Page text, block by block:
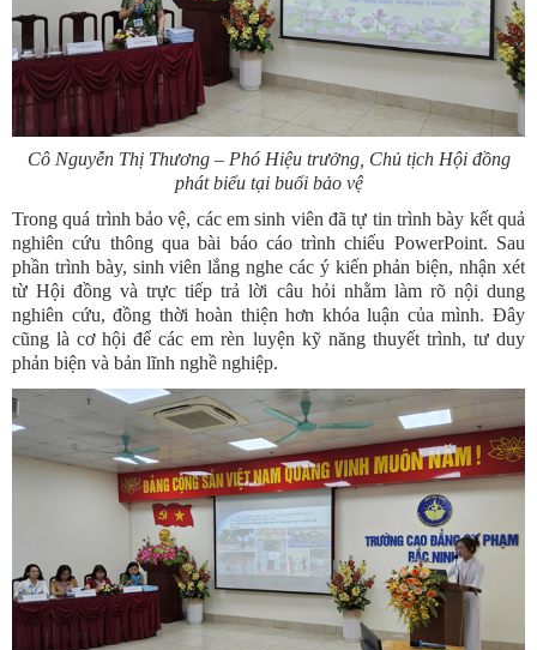
Cô Nguyễn Thị Thương – Phó Hiệu trưởng, Chủ tịch Hội đồng
phát biểu tại buổi bảo vệ
Trong quá trình bảo vệ, các em sinh viên đã tự tin trình bày kết quả
nghiên cứu thông qua bài báo cáo trình chiếu PowerPoint. Sau
phần trình bày, sinh viên lắng nghe các ý kiến phản biện, nhận xét
từ Hội đồng và trực tiếp trả lời câu hỏi nhằm làm rõ nội dung
nghiên cứu, đồng thời hoàn thiện hơn khóa luận của mình. Đây
cũng là cơ hội để các em rèn luyện kỹ năng thuyết trình, tư duy
phản biện và bản lĩnh nghề nghiệp.